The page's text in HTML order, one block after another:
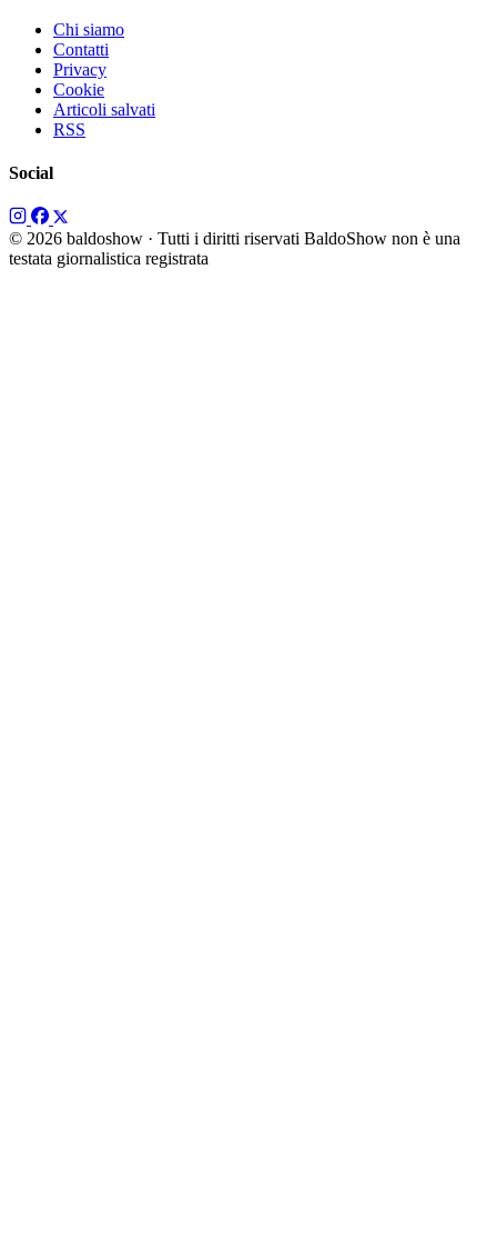
Chi siamo
Contatti
Privacy
Cookie
Articoli salvati
RSS
Social
© 2026 baldoshow · Tutti i diritti riservati BaldoShow non è una
testata giornalistica registrata